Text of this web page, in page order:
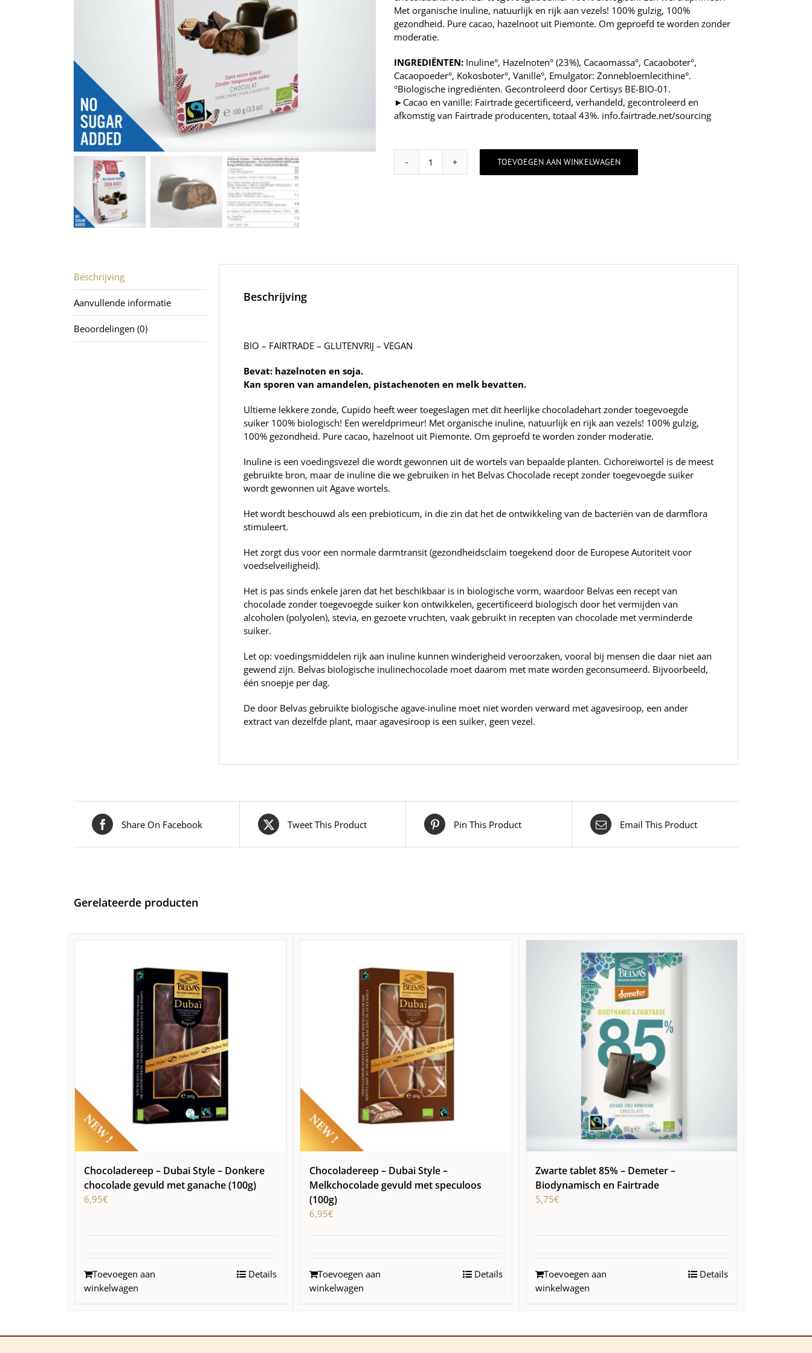
Met organische inuline, natuurlijk en rijk aan vezels! 100% gulzig, 100%
gezondheid. Pure cacao, hazelnoot uit Piemonte. Om geproefd te worden zonder
moderatie.
INGREDIËNTEN: Inuline°, Hazelnoten° (23%), Cacaomassa°, Cacaoboter°,
Cacaopoeder°, Kokosboter°, Vanille°, Emulgator: Zonnebloemlecithine°.
°Biologische ingrediënten. Gecontroleerd door Certisys BE-BIO-01.
► Cacao en vanille: Fairtrade gecertificeerd, verhandeld, gecontroleerd en
afkomstig van Fairtrade producenten, totaal 43%. info.fairtrade.net/sourcing
Cacaohartjes
TOEVOEGEN AAN WINKELWAGEN
Beschrijving
Aanvullende informatie
Beoordelingen (0)
Beschrijving
BIO – FAIRTRADE – GLUTENVRIJ – VEGAN
Bevat: hazelnoten en soja.
Kan sporen van amandelen, pistachenoten en melk bevatten.
Ultieme lekkere zonde, Cupido heeft weer toegeslagen met dit heerlijke chocoladehart zonder toegevoegde
suiker 100% biologisch! Een wereldprimeur! Met organische inuline, natuurlijk en rijk aan vezels! 100% gulzig,
100% gezondheid. Pure cacao, hazelnoot uit Piemonte. Om geproefd te worden zonder moderatie.
Inuline is een voedingsvezel die wordt gewonnen uit de wortels van bepaalde planten. Cichoreiwortel is de meest
gebruikte bron, maar de inuline die we gebruiken in het Belvas Chocolade recept zonder toegevoegde suiker
wordt gewonnen uit Agave wortels.
Het wordt beschouwd als een prebioticum, in die zin dat het de ontwikkeling van de bacteriën van de darmflora
stimuleert.
Het zorgt dus voor een normale darmtransit (gezondheidsclaim toegekend door de Europese Autoriteit voor
voedselveiligheid).
Het is pas sinds enkele jaren dat het beschikbaar is in biologische vorm, waardoor Belvas een recept van
chocolade zonder toegevoegde suiker kon ontwikkelen, gecertificeerd biologisch door het vermijden van
alcoholen (polyolen), stevia, en gezoete vruchten, vaak gebruikt in recepten van chocolade met verminderde
suiker.
Let op: voedingsmiddelen rijk aan inuline kunnen winderigheid veroorzaken, vooral bij mensen die daar niet aan
gewend zijn. Belvas biologische inulinechocolade moet daarom met mate worden geconsumeerd. Bijvoorbeeld,
één snoepje per dag.
De door Belvas gebruikte biologische agave-inuline moet niet worden verward met agavesiroop, een ander
extract van dezelfde plant, maar agavesiroop is een suiker, geen vezel.
Share On Facebook Tweet This Product Pin This Product Email This Product
Gerelateerde producten
Chocoladereep – Dubai Style – Donkere
chocolade gevuld met ganache (100g)
6,95€
Toevoegen aan
winkelwagen
Details
Chocoladereep – Dubai Style –
Melkchocolade gevuld met speculoos
(100g)
6,95€
Toevoegen aan
winkelwagen
Details
Zwarte tablet 85% – Demeter –
Biodynamisch en Fairtrade
5,75€
Toevoegen aan
winkelwagen
Details